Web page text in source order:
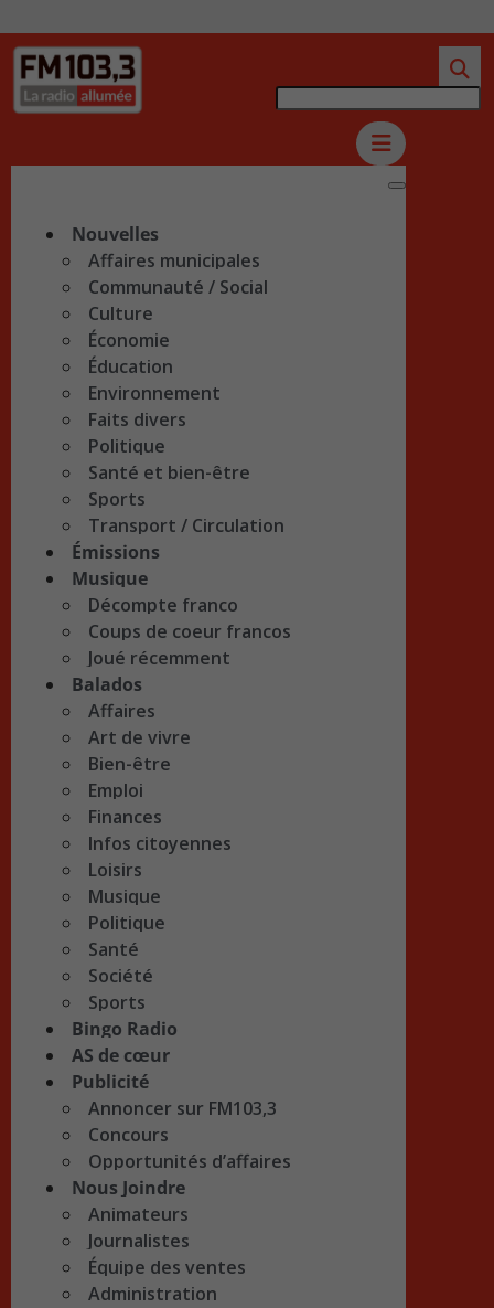
Nouvelles
Affaires municipales
Communauté / Social
Culture
Économie
Éducation
Environnement
Faits divers
Politique
Santé et bien-être
Sports
Transport / Circulation
Émissions
Musique
Décompte franco
Coups de coeur francos
Joué récemment
Balados
Affaires
Art de vivre
Bien-être
Emploi
Finances
Infos citoyennes
Loisirs
Musique
Politique
Santé
Société
Sports
Bingo Radio
AS de cœur
Publicité
Annoncer sur FM103,3
Concours
Opportunités d’affaires
Nous Joindre
Animateurs
Journalistes
Équipe des ventes
Administration